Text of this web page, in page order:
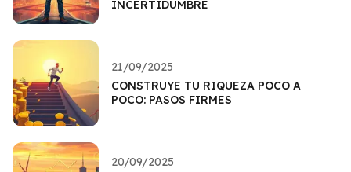
INCERTIDUMBRE
21/09/2025
CONSTRUYE TU RIQUEZA POCO A
POCO: PASOS FIRMES
20/09/2025